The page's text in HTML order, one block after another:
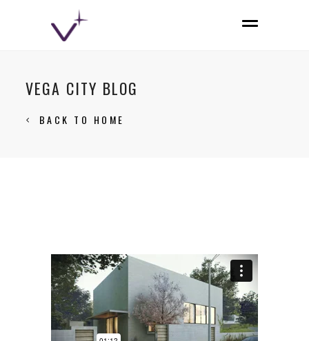
VEGA CITY BLOG
BACK TO HOME